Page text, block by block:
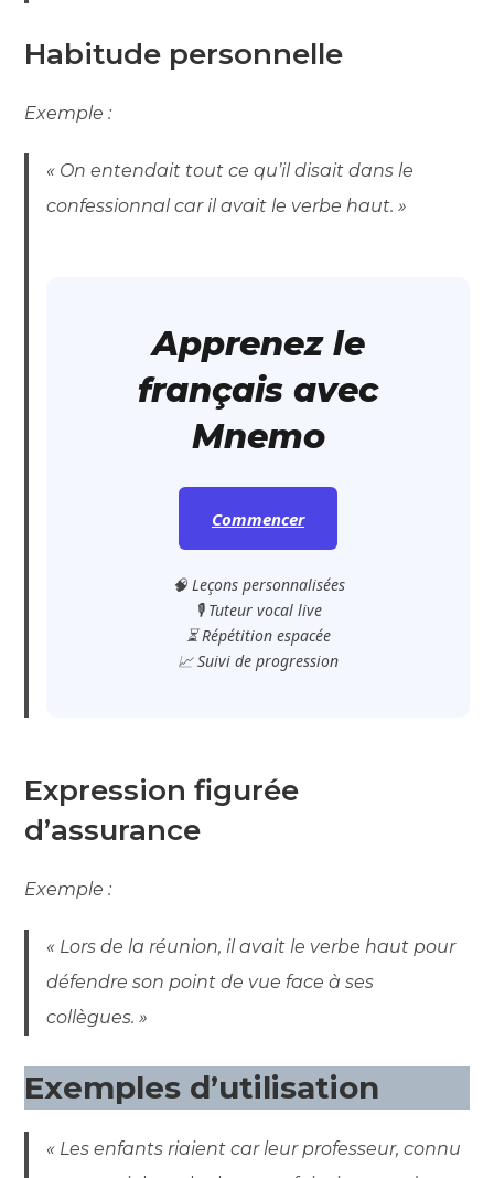
Habitude personnelle
Exemple :
« On entendait tout ce qu’il disait dans le
confessionnal car il avait le verbe haut. »
Apprenez le
français avec
Mnemo
Commencer
🧠 Leçons personnalisées
🎙️ Tuteur vocal live
⏳ Répétition espacée
📈 Suivi de progression
Expression figurée
d’assurance
Exemple :
« Lors de la réunion, il avait le verbe haut pour
défendre son point de vue face à ses
collègues. »
Exemples d’utilisation
« Les enfants riaient car leur professeur, connu